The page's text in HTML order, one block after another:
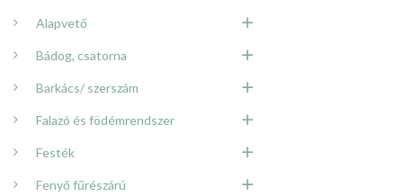
Alapvető
Bádog, csatorna
Barkács/ szerszám
Falazó és födémrendszer
Festék
Fenyő fűrészárú